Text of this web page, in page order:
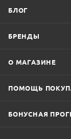
БЛОГ
БРЕНДЫ
О МАГАЗИНЕ
ПОМОЩЬ
БОНУСНАЯ